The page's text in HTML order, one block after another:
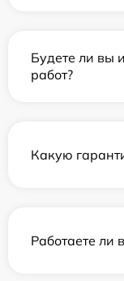
Будете ли вы
работ?
Какую
Работаете ли